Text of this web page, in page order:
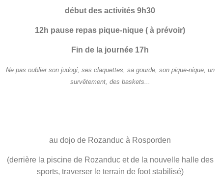
début des activités 9h30
12h pause repas pique-nique ( à prévoir)
Fin de la journée 17h
Ne pas oublier son judogi, ses claquettes, sa gourde, son pique-nique, un
survêtement, des baskets...
au dojo de Rozanduc à Rosporden
(derrière la piscine de Rozanduc et de la nouvelle halle des
sports, traverser le terrain de foot stabilisé)